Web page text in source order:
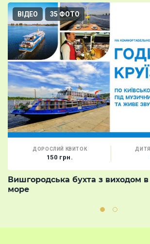
ВІДЕО 35 ФОТО
ДОРОСЛИЙ КВИТОК
150 грн.
Вишгородська бухта з виходом в
море